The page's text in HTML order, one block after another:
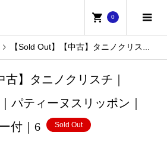
0
【Sold Out】【中古】タニノクリスチ｜TANINO CRISTI｜パティーヌスリッポン｜純正シューツリー付｜6
古】タニノクリスチ｜
パティーヌスリッポン｜
付｜6
Sold Out